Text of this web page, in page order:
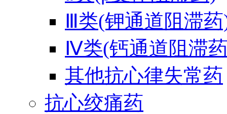
Ⅲ类(钾通道阻滞
Ⅳ类(钙通道阻滞
其他抗心律失常药
抗心绞痛药